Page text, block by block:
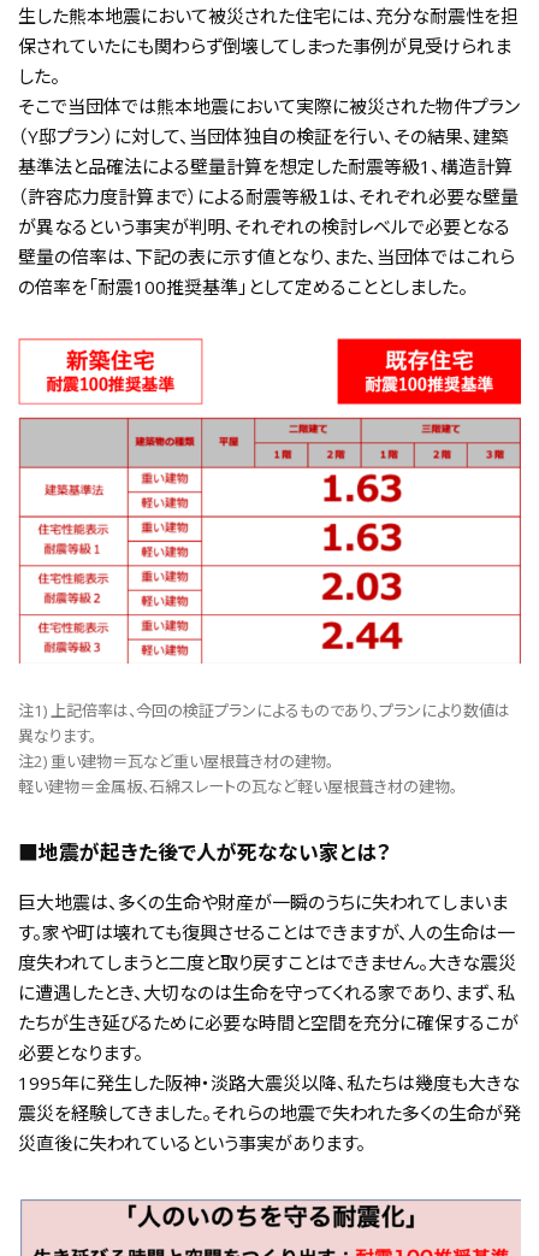
お問い合わせ
会員専用
生した熊本地震において被災された住宅には、充分な耐震性を担
保されていたにも関わらず倒壊してしまった事例が見受けられま
した。
そこで当団体では熊本地震において実際に被災された物件プラン
（Y邸プラン）に対して、当団体独自の検証を行い、その結果、建築
基準法と品確法による壁量計算を想定した耐震等級1、構造計算
（許容応力度計算まで）による耐震等級１は、それぞれ必要な壁量
が異なるという事実が判明、それぞれの検討レベルで必要となる
壁量の倍率は、下記の表に示す値となり、また、当団体ではこれら
の倍率を「耐震100推奨基準」として定めることとしました。
注1) 上記倍率は、今回の検証プランによるものであり、プランにより数値は
異なります。
注2) 重い建物＝瓦など重い屋根葺き材の建物。
軽い建物＝金属板、石綿スレートの瓦など軽い屋根葺き材の建物。
■地震が起きた後で人が死なない家とは？
巨大地震は、多くの生命や財産が一瞬のうちに失われてしまいま
す。家や町は壊れても復興させることはできますが、人の生命は一
度失われてしまうと二度と取り戻すことはできません。大きな震災
に遭遇したとき、大切なのは生命を守ってくれる家であり、まず、私
たちが生き延びるために必要な時間と空間を充分に確保するこが
必要となります。
1995年に発生した阪神・淡路大震災以降、私たちは幾度も大きな
震災を経験してきました。それらの地震で失われた多くの生命が発
災直後に失われているという事実があります。